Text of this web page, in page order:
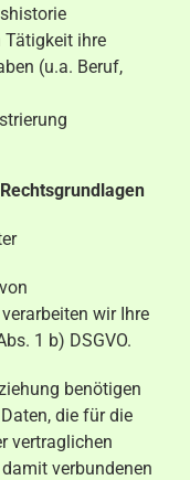
Tätigkeit ihre
(u.a. Beruf,
wir Ihre
1 b) DSGVO.
benötigen
die für die
vertraglichen
verbundenen